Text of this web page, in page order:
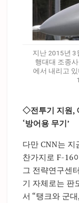
지난 2015년 3
행대대 조종
에서 내리고
◇전투기 지원,
‘방어용 무기’
다만 CNN는
찬가지로 F-16
그 전략연구센
기 자체로는 판
서 “탱크와 군